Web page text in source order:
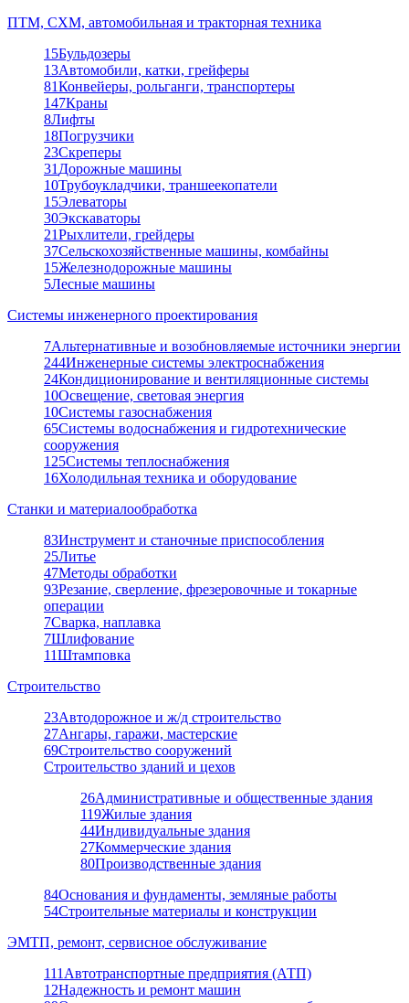
ПТМ, СХМ, автомобильная и тракторная техника
15Бульдозеры
13Автомобили, катки, грейферы
81Конвейеры, рольганги, транспортеры
147Краны
8Лифты
18Погрузчики
23Скреперы
31 Дорожные машины
10Трубоукладчики, траншеекопатели
15Элеваторы
30Экскаваторы
21Рыхлители, грейдеры
37Сельскохозяйственные машины, комбайны
15Железнодорожные машины
5Лесные машины
Системы инженерного проектирования
7Альтернативные и возобновляемые источники энергии
244Инженерные системы электроснабжения
24Кондиционирование и вентиляционные системы
10Освещение, световая энергия
10Системы газоснабжения
65Системы водоснабжения и гидротехнические
сооружения
125Системы теплоснабжения
16Холодильная техника и оборудование
Станки и материалообработка
83Инструмент и станочные приспособления
25Литье
47Методы обработки
93Резание, сверление, фрезеровочные и токарные
операции
7Сварка, наплавка
7Шлифование
11Штамповка
Строительство
23Автодорожное и ж/д строительство
27Ангары, гаражи, мастерские
69Строительство сооружений
Строительство зданий и цехов
26Административные и общественные здания
119Жилые здания
44Индивидуальные здания
27Коммерческие здания
80Производственные здания
84Основания и фундаменты, земляные работы
54Строительные материалы и конструкции
ЭМТП, ремонт, сервисное обслуживание
111 Автотранспортные предприятия (АТП)
12Надежность и ремонт машин